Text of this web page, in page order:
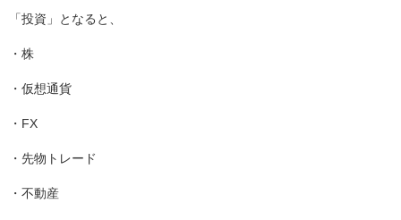
「投資」となると、
・株
・仮想通貨
・FX
・先物トレード
・不動産